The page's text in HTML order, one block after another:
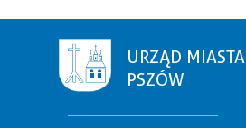
URZĄD MIASTA
PSZÓW